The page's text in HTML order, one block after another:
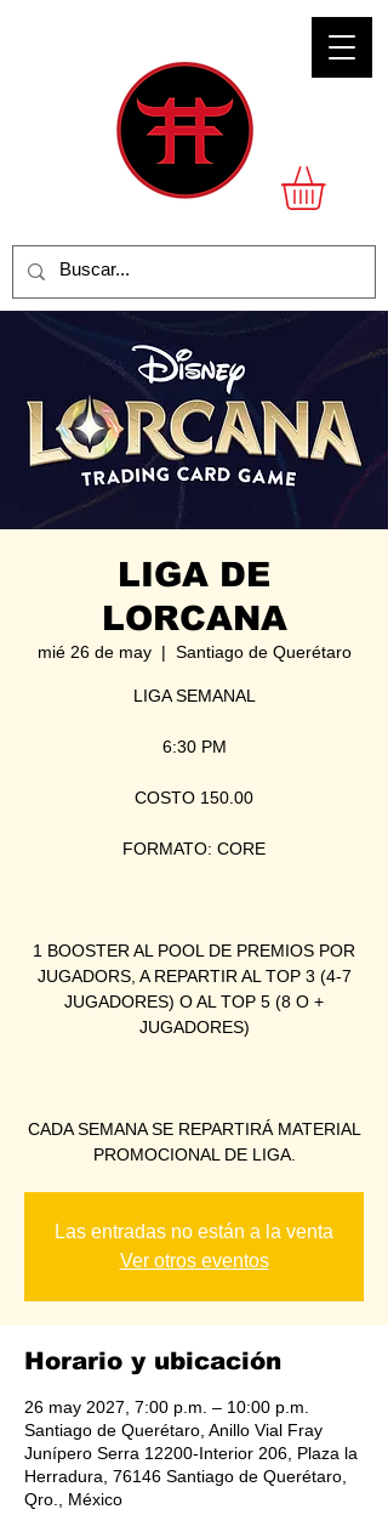
LIGA DE
LORCANA
mié 26 de may
  |
Santiago de Querétaro
LIGA SEMANAL
6:30 PM
COSTO 150.00
FORMATO: CORE
1 BOOSTER AL POOL DE PREMIOS POR
JUGADORS, A REPARTIR AL TOP 3 (4-7
JUGADORES) O AL TOP 5 (8 O +
JUGADORES)
CADA SEMANA SE REPARTIRÁ MATERIAL
PROMOCIONAL DE LIGA.
Las entradas no están a la venta
Ver otros eventos
Horario y ubicación
26 may 2027, 7:00 p.m. – 10:00 p.m.
Santiago de Querétaro, Anillo Vial Fray
Junípero Serra 12200-Interior 206, Plaza la
Herradura, 76146 Santiago de Querétaro,
Qro., México